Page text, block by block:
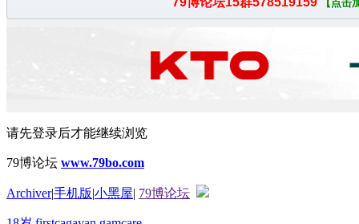
请先登录后才能继续浏览
79博论坛 www.79bo.com
Archiver|手机版|小黑屋| 79博论坛